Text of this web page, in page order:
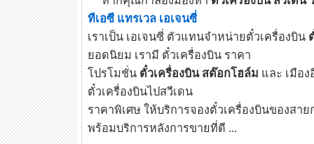
ทีเอซี แทรเวล เอเจนซี่
เราเป็น เอเจนซี่ ตัวแทนจำหน่ายตั๋วเครื่องบิน
ยอดนิยม เรามี ตั๋วเครื่องบิน ราคา
โปรโมชั่น ตั๋วเครื่องบิน สต๊อกโฮล์ม และ เมือ
ตั๋วเครื่องบินไปสวีเดน
ราคาพิเศษ ให้บริการจองตั๋วเครื่องบินของสา
พร้อมบริการหลังการขายที่ดี ...